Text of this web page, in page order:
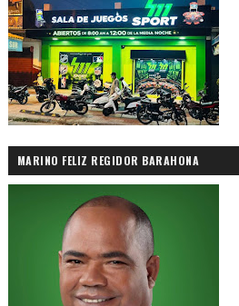
MARINO FELIZ REGIDOR BARAHONA